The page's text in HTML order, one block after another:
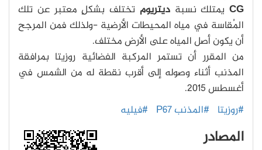
CG يمتلك نسبةديتريوم تختلف بشكلٍ معتبر عن تلك
المُقاسة في مياه المحيطات الأرضية -ولذلك فمن المرجح
أن يكون أصل المياه على الأرض مختلف.
من المقرر أن تستمر المركبة الفضائية روزيتا بمرافقة
المذنب أثناء وصوله إلى أقرب نقطة له من الشمس في
أغسطس 2015.
#روزيتا #المذنب P67 #فيليه
المصادر